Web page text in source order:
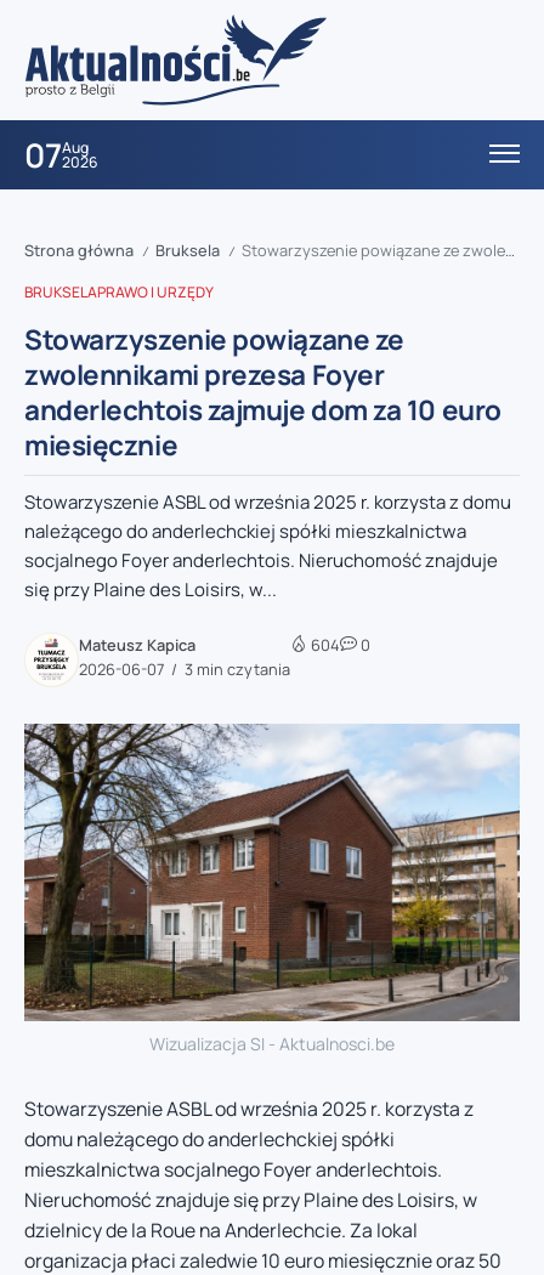
07Aug
2026
Strona główna / Bruksela / Stowarzyszenie powiązane ze zwolennikami prezesa Foyer anderlechtois zajmuje dom za 10 euro miesięcznie
BRUKSELAPRAWO I URZĘDY
Stowarzyszenie powiązane ze
zwolennikami prezesa Foyer
anderlechtois zajmuje dom za 10 euro
miesięcznie
Stowarzyszenie ASBL od września 2025 r. korzysta z domu
należącego do anderlechckiej spółki mieszkalnictwa
socjalnego Foyer anderlechtois. Nieruchomość znajduje
się przy Plaine des Loisirs, w...
Mateusz Kapica
2026-06-07
3 min czytania
604 0
Wizualizacja SI - Aktualnosci.be
Stowarzyszenie ASBL od września 2025 r. korzysta z
domu należącego do anderlechckiej spółki
mieszkalnictwa socjalnego Foyer anderlechtois.
Nieruchomość znajduje się przy Plaine des Loisirs, w
dzielnicy de la Roue na Anderlechcie. Za lokal
organizacja płaci zaledwie 10 euro miesięcznie oraz 50